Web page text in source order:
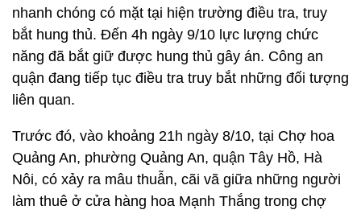
nhanh chóng có mặt tại hiện trường điều tra, truy
bắt hung thủ. Đến 4h ngày 9/10 lực lượng chức
năng đã bắt giữ được hung thủ gây án. Công an
quận đang tiếp tục điều tra truy bắt những đối tượng
liên quan.
Trước đó, vào khoảng 21h ngày 8/10, tại Chợ hoa
Quảng An, phường Quảng An, quận Tây Hồ, Hà
Nôi, có xảy ra mâu thuẫn, cãi vã giữa những người
làm thuê ở cửa hàng hoa Mạnh Thắng trong chợ